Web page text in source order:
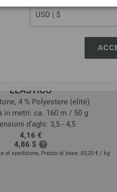
ELASTICO
4 % Polyestere (elité)
in metri: ca. 160 m / 50 g
d’aghi: 3,5 - 4,5
4,16 €
4,86 $
di spedizione, Prezzo di base: 83,20 € / kg